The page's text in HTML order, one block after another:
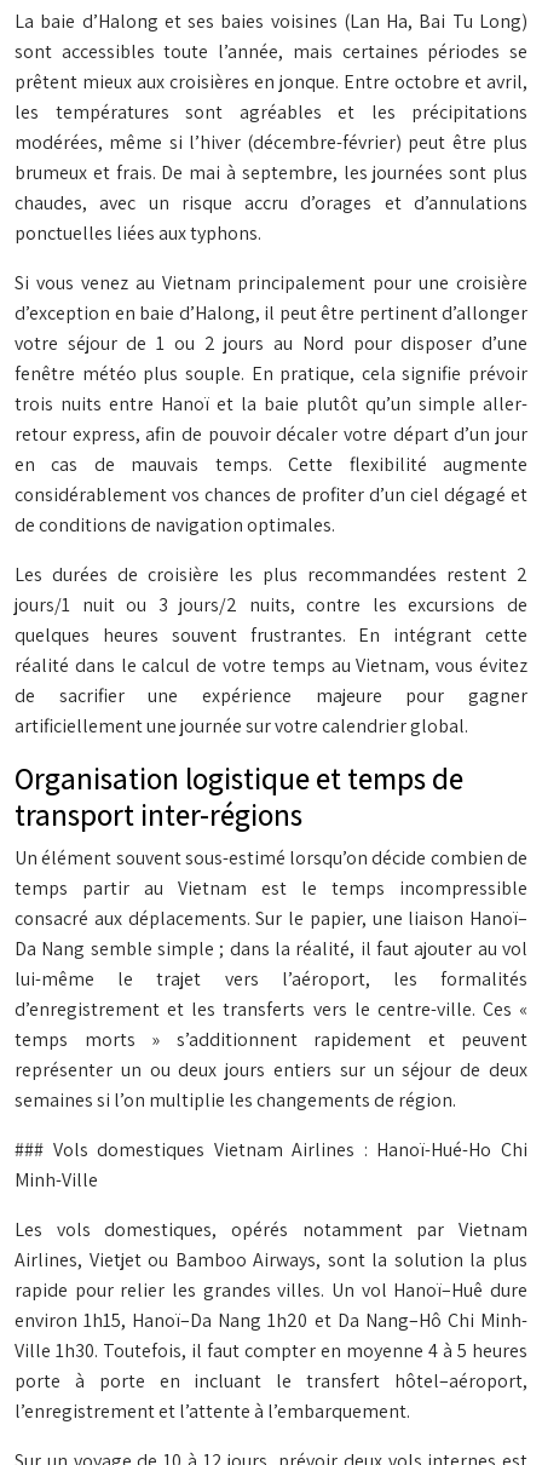
La baie d’Halong et ses baies voisines (Lan Ha, Bai Tu Long)
sont accessibles toute l’année, mais certaines périodes se
prêtent mieux aux croisières en jonque. Entre octobre et avril,
les températures sont agréables et les précipitations
modérées, même si l’hiver (décembre-février) peut être plus
brumeux et frais. De mai à septembre, les journées sont plus
chaudes, avec un risque accru d’orages et d’annulations
ponctuelles liées aux typhons.
Si vous venez au Vietnam principalement pour une croisière
d’exception en baie d’Halong, il peut être pertinent d’allonger
votre séjour de 1 ou 2 jours au Nord pour disposer d’une
fenêtre météo plus souple. En pratique, cela signifie prévoir
trois nuits entre Hanoï et la baie plutôt qu’un simple aller-
retour express, afin de pouvoir décaler votre départ d’un jour
en cas de mauvais temps. Cette flexibilité augmente
considérablement vos chances de profiter d’un ciel dégagé et
de conditions de navigation optimales.
Les durées de croisière les plus recommandées restent 2
jours/1 nuit ou 3 jours/2 nuits, contre les excursions de
quelques heures souvent frustrantes. En intégrant cette
réalité dans le calcul de votre temps au Vietnam, vous évitez
de sacrifier une expérience majeure pour gagner
artificiellement une journée sur votre calendrier global.
Organisation logistique et temps de
transport inter-régions
Un élément souvent sous-estimé lorsqu’on décide combien de
temps partir au Vietnam est le temps incompressible
consacré aux déplacements. Sur le papier, une liaison Hanoï–
Da Nang semble simple ; dans la réalité, il faut ajouter au vol
lui-même le trajet vers l’aéroport, les formalités
d’enregistrement et les transferts vers le centre-ville. Ces «
temps morts » s’additionnent rapidement et peuvent
représenter un ou deux jours entiers sur un séjour de deux
semaines si l’on multiplie les changements de région.
### Vols domestiques Vietnam Airlines : Hanoï-Hué-Ho Chi
Minh-Ville
Les vols domestiques, opérés notamment par Vietnam
Airlines, Vietjet ou Bamboo Airways, sont la solution la plus
rapide pour relier les grandes villes. Un vol Hanoï–Huê dure
environ 1h15, Hanoï–Da Nang 1h20 et Da Nang–Hô Chi Minh-
Ville 1h30. Toutefois, il faut compter en moyenne 4 à 5 heures
porte à porte en incluant le transfert hôtel–aéroport,
l’enregistrement et l’attente à l’embarquement.